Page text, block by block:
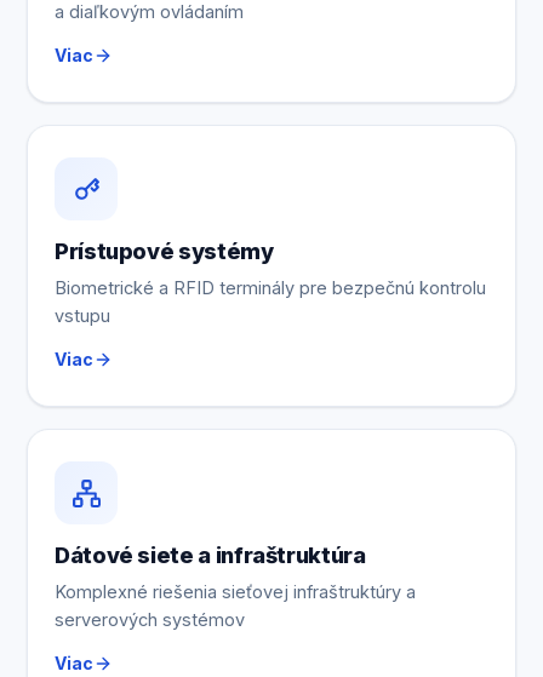
a diaľkovým ovládaním
Viac
Prístupové systémy
Biometrické a RFID terminály pre bezpečnú kontrolu
vstupu
Viac
Dátové siete a infraštruktúra
Komplexné riešenia sieťovej infraštruktúry a
serverových systémov
Viac